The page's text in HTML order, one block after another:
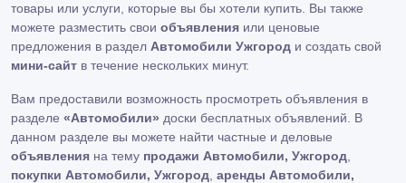
товары или услуги, которые вы бы хотели купить. Вы также
можете разместить свои объявления или ценовые
предложения в раздел Автомобили Ужгород и создать свой
мини-сайт в течение нескольких минут.
Вам предоставили возможность просмотреть объявления в
разделе «Автомобили» доски бесплатных объявлений. В
данном разделе вы можете найти частные и деловые
объявления на тему продажи Автомобили, Ужгород
покупки Автомобили, Ужгород аренды Автомобили,